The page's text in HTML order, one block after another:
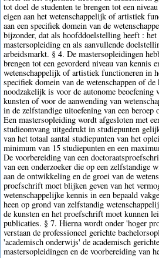
tot doel de studenten te brengen tot een
eigen aan het wetenschappelijk of artistiek
aan een specifiek domein van de
bijzonder, dat als hoofddoelstelling heeft : het
mastersopleiding en als aanvullende
arbeidsmarkt. § 4. De mastersopleidingen
brengen tot een gevorderd niveau van kennis
wetenschappelijk of artistiek functioneren in
specifiek domein van de wetenschappen of
noodzakelijk is voor de autonome beoefening
kunsten of voor de aanwending van
in de zelfstandige uitoefening van een beroep
Een mastersopleiding wordt afgesloten met
studieomvang uitgedrukt in studiepunten
van het totaal aantal studiepunten van het
minimum van 15 studiepunten en een
De voorbereiding van een
van een onderzoeker die op een zelfstandige
aan de ontwikkeling en de groei van de
proefschrift moet blijken geven van het
wetenschappelijke kennis in een bepaald
heen op grond van zelfstandig
de kunsten en het proefschrift moet kunnen
publicaties. § 7. Hierna wordt onder 'hoger
verstaan de professioneel gerichte
'academisch onderwijs' de academisch
mastersopleidingen en de voorbereiding van